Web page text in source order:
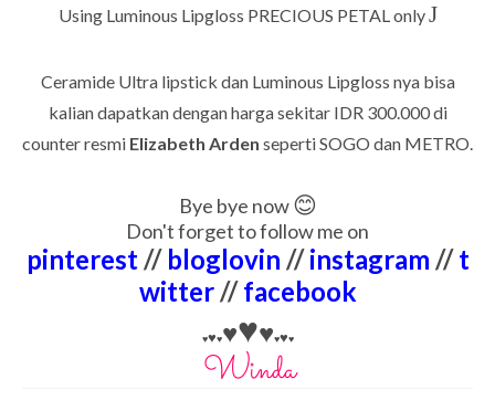
Using Luminous Lipgloss PRECIOUS PETAL onlyJ
Ceramide Ultra lipstick dan Luminous Lipgloss nya bisa
kalian dapatkan dengan harga sekitar IDR 300.000 di
counter resmi Elizabeth Arden seperti SOGO dan METRO.
Bye bye now😊
Don't forget to follow me on
pinterest// bloglovin //instagram //t
witter//facebook
♥♥♥♥♥♥♥♥♥